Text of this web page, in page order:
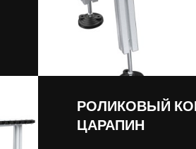
РОЛИКОВЫЙ
ЦАРАПИН